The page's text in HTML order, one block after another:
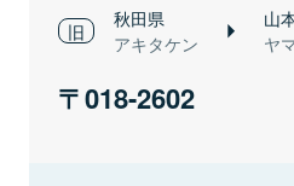
秋田県
アキタケン
山
ヤ
018-2602